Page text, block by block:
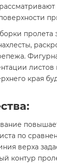
пролета
листов
края
по
верха
контур